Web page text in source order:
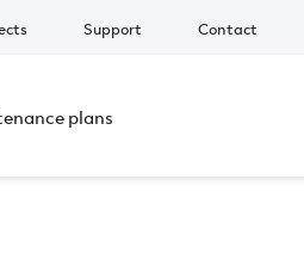
Support Contact
plans